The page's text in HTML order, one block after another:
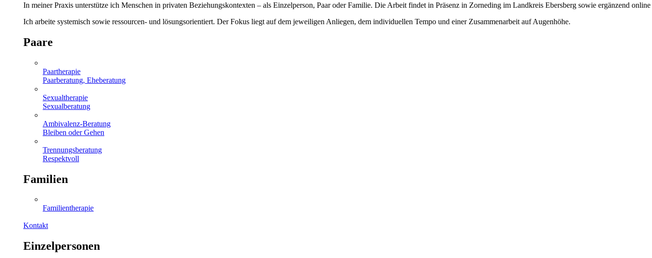
In meiner Praxis unterstütze ich Menschen in privaten Beziehungskontexten – als Einzelperson, Paar oder Familie. Die Arbeit findet in Präsenz in Zorneding im Landkreis Ebersberg sowie ergänzend online
Ich arbeite systemisch sowie ressourcen- und lösungsorientiert. Der Fokus liegt auf dem jeweiligen Anliegen, dem individuellen Tempo und einer Zusammenarbeit auf Augenhöhe.
Paare
Paartherapie
Paarberatung, Eheberatung
Sexualtherapie
Sexualberatung
Ambivalenz-Beratung
Bleiben oder Gehen
Trennungsberatung
Respektvoll
Familien
Familientherapie
Kontakt
Einzelpersonen